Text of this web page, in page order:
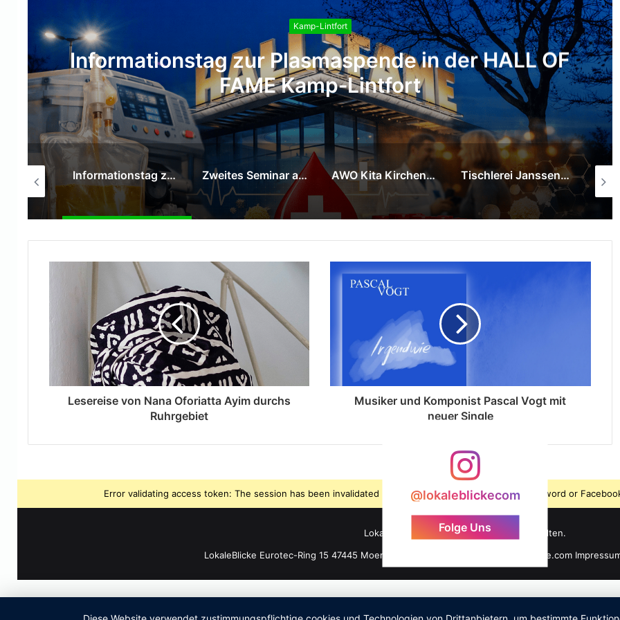
Kamp-Lintfort
Zweites Seminar am 13. August
Informationstag zur Plasmaspende in der HALL OF FAME Kamp‑Lintfort Zweites Seminar am 13. August AWO Kita Kirchenkampstraße wurde zum „Zirkus Kampolino“ Tischlerei Janssen & Partner spendet Kommunikationstafel für das städtische Familienzentrum Wirbelwind Besonderer Filmabend mit Herz in der “Hall of Fame”:
Lesereise von Nana Oforiatta Ayim durchs
Ruhrgebiet
Musiker und Komponist Pascal Vogt mit
neuer Single
@lokaleblickecom
Folge Uns
Error validating access token: The session has been invalidated because the user changed their password or
LokaleBlicke ©2026 - Alle Rechte vorbehalten.
LokaleBlicke Eurotec-Ring 15 47445 Moers +49 176 61 101 464 info@lokaleblicke.com